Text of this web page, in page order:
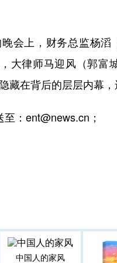
上，财务总监杨滔
大律师马迎风（郭富
藏在背后的层层内幕，
：ent@news.cn；
中国人的家风